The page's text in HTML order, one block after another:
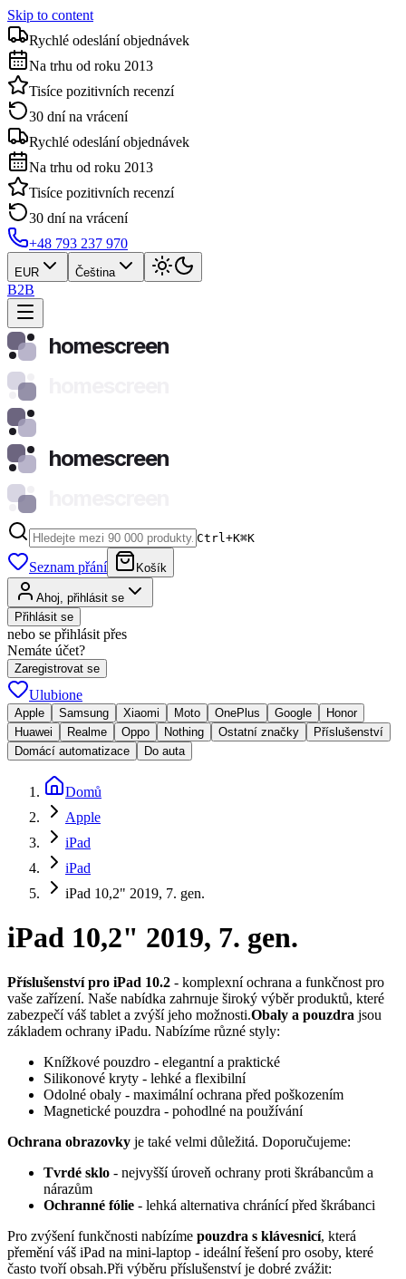
Skip to content
Rychlé odeslání objednávek
Na trhu od roku 2013
Tisíce pozitivních recenzí
30 dní na vrácení
Rychlé odeslání objednávek
Na trhu od roku 2013
Tisíce pozitivních recenzí
30 dní na vrácení
+48 793 237 970
EUR Čeština
B2B
homescreen
homescreen
Ctrl+K⌘K
Seznam přání Košík
Ahoj, přihlásit se
Přihlásit se
nebo se přihlásit přes
Nemáte účet?
Zaregistrovat se
Ulubione
Apple Samsung Xiaomi Moto OnePlus Google
Honor
Huawei
Realme Oppo Nothing Ostatní značky
Příslušenství
Domácí automatizace
Do auta
Domů
Apple
iPad
iPad
iPad 10,2" 2019, 7. gen.
iPad 10,2" 2019, 7. gen.
Příslušenství pro iPad 10.2 - komplexní ochrana a funkčnost pro
vaše zařízení. Naše nabídka zahrnuje široký výběr produktů, které
zabezpečí váš tablet a zvýší jeho možnosti.Obaly a pouzdra jsou
základem ochrany iPadu. Nabízíme různé styly:
Knížkové pouzdro - elegantní a praktické
Silikonové kryty - lehké a flexibilní
Odolné obaly - maximální ochrana před poškozením
Magnetické pouzdra - pohodlné na používání
Ochrana obrazovky je také velmi důležitá. Doporučujeme:
Tvrdé sklo - nejvyšší úroveň ochrany proti škrábancům a
nárazům
Ochranné fólie - lehká alternativa chránící před škrábanci
Pro zvýšení funkčnosti nabízíme pouzdra s klávesnicí, která
přemění váš iPad na mini-laptop - ideální řešení pro osoby, které
často tvoří obsah.Při výběru příslušenství je dobré zvážit: